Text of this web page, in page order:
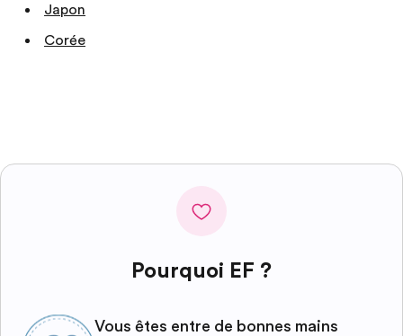
Japon
Corée
Pourquoi EF ?
Vous êtes entre de bonnes mains